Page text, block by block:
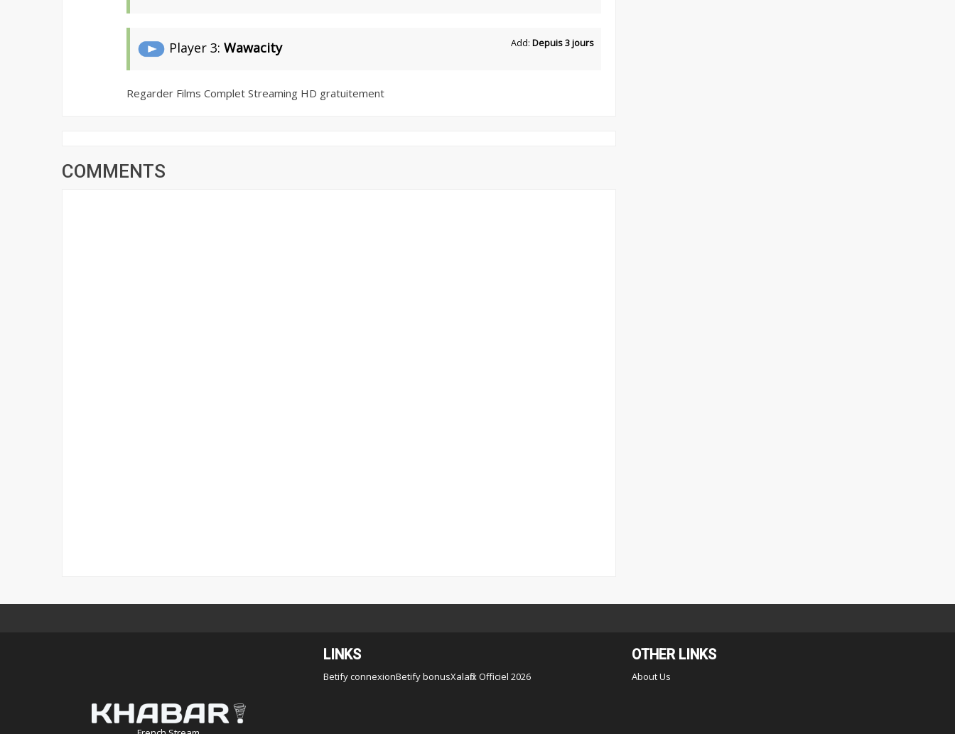
Player 3: Wawacity Add: Depuis 3 jours
Regarder Films Complet Streaming HD gratuitement
COMMENTS
LINKS
Betify connexionBetify bonusXalaflix Officiel 2026
OTHER LINKS
About Us